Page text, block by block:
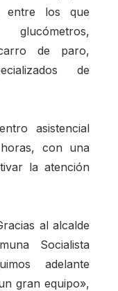
entre los que
de paro,
de
asistencial
con una
la atención
al alcalde
Socialista
adelante
gran equipo»,